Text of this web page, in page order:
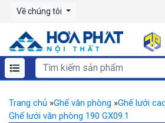
Về chúng tôi
Trang chủ »Ghế văn phòng »Ghế lưới
Ghế lưới văn phòng 190 GX09.1